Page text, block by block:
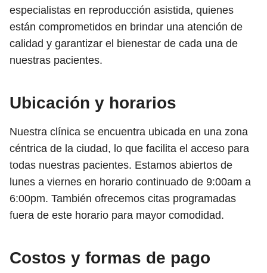
especialistas en reproducción asistida, quienes
están comprometidos en brindar una atención de
calidad y garantizar el bienestar de cada una de
nuestras pacientes.
Ubicación y horarios
Nuestra clínica se encuentra ubicada en una zona
céntrica de la ciudad, lo que facilita el acceso para
todas nuestras pacientes. Estamos abiertos de
lunes a viernes en horario continuado de 9:00am a
6:00pm. También ofrecemos citas programadas
fuera de este horario para mayor comodidad.
Costos y formas de pago